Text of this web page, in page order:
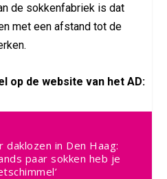
de sokkenfabriek is dat
met een afstand tot de
op de website van het AD:
daklozen in Den Haag:
paar sokken heb je